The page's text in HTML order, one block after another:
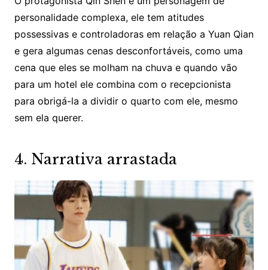
personalidade complexa, ele tem atitudes
possessivas e controladoras em relação a Yuan Qian
e gera algumas cenas desconfortáveis, como uma
cena que eles se molham na chuva e quando vão
para um hotel ele combina com o recepcionista
para obrigá-la a dividir o quarto com ele, mesmo
sem ela querer.
4. Narrativa arrastada